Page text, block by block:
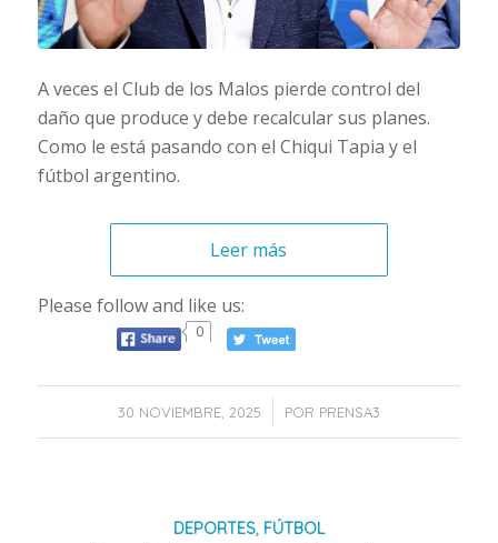
A veces el Club de los Malos pierde control del
daño que produce y debe recalcular sus planes.
Como le está pasando con el Chiqui Tapia y el
fútbol argentino.
Leer más
Please follow and like us:
0
30 NOVIEMBRE, 2025
/ POR PRENSA3
DEPORTES, FÚTBOL